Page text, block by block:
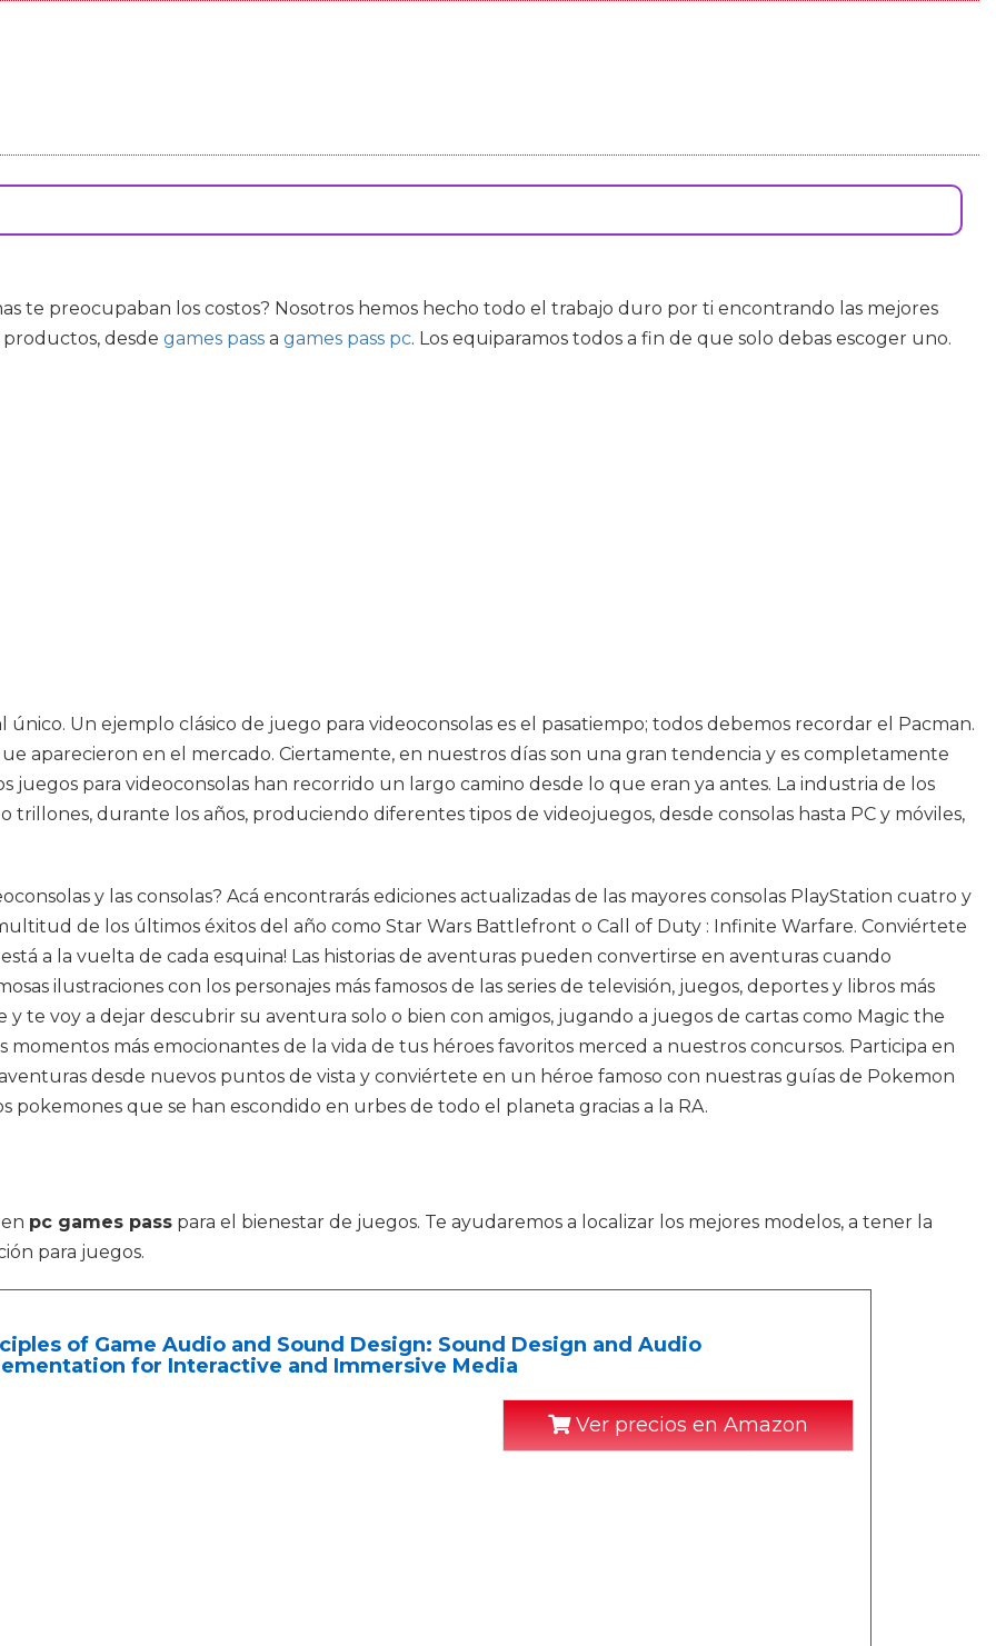
te preocupaban los costos? Nosotros hemos hecho todo el trabajo duro por ti encontrando las mejores
desde games pass a games pass pc. Los equiparamos todos a fin de que solo debas escoger uno.
Un ejemplo clásico de juego para videoconsolas es el pasatiempo; todos debemos recordar el Pacman.
aparecieron en el mercado. Ciertamente, en nuestros días son una gran tendencia y es completamente
juegos para videoconsolas han recorrido un largo camino desde lo que eran ya antes. La industria de los
trillones, durante los años, produciendo diferentes tipos de videojuegos, desde consolas hasta PC y móviles,
y las consolas? Acá encontrarás ediciones actualizadas de las mayores consolas PlayStation cuatro y
de los últimos éxitos del año como Star Wars Battlefront o Call of Duty : Infinite Warfare. Conviértete
a la vuelta de cada esquina! Las historias de aventuras pueden convertirse en aventuras cuando
ilustraciones con los personajes más famosos de las series de televisión, juegos, deportes y libros más
te voy a dejar descubrir su aventura solo o bien con amigos, jugando a juegos de cartas como Magic the
momentos más emocionantes de la vida de tus héroes favoritos merced a nuestros concursos. Participa en
desde nuevos puntos de vista y conviértete en un héroe famoso con nuestras guías de Pokemon
pokemones que se han escondido en urbes de todo el planeta gracias a la RA.
pc games pass para el bienestar de juegos. Te ayudaremos a localizar los mejores modelos, a tener la
para juegos.
of Game Audio and Sound Design: Sound Design and Audio
for Interactive and Immersive Media
Ver precios en Amazon